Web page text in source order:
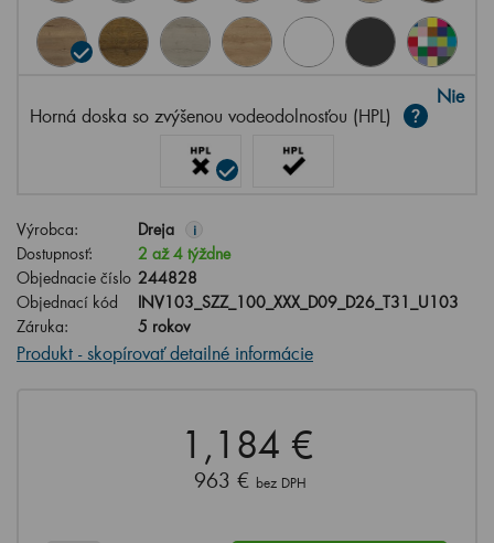
Horná doska so zvýšenou vodeodolnosťou (HPL)
Nie
Výrobca: Dreja i
Dostupnosť:
2 až 4 týždne
Objednacie číslo 244828
Objednací kód
INV103_SZZ_100_XXX_D09_D26_T31_U103
Záruka:
5 rokov
Produkt - skopírovať detailné informácie
1,184 €
963 € bez DPH